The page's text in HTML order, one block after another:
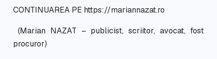
CONTINUAREA PE https://mariannazat.ro
(Marian NAZAT – publicist, scriitor, avocat, fost
procuror)